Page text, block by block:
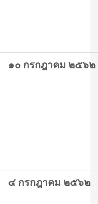
๑๐ กรกฎาคม ๒๕๖๒
๔ กรกฎาคม ๒๕๖๒